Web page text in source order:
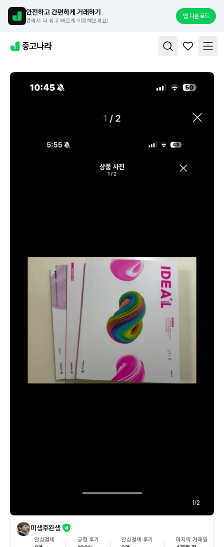
안전하고 간편하게 거래하기
앱에서 더 쉽고 빠르게 이용해보세요!
앱 다운로드
1/2
미생후완생
안심결제
긍정 후기
안심결제 후기
마지막 거래일